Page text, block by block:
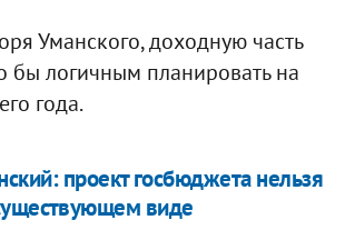
Уманского, доходную часть
бы логичным планировать на
года.
проект госбюджета нельзя
виде